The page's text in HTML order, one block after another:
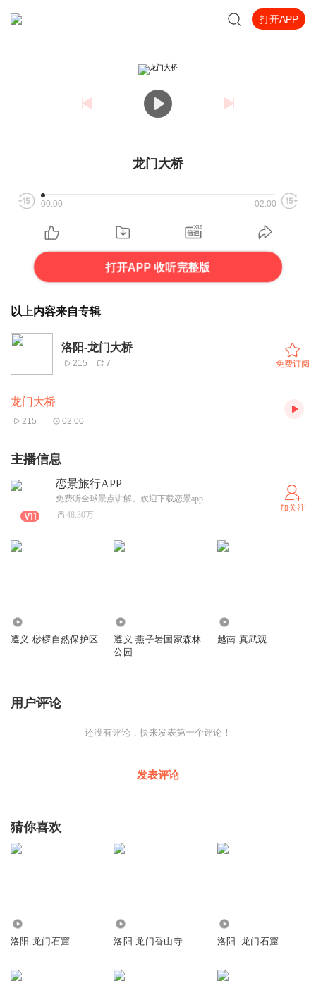
打开APP
龙门大桥
00:00 02:00
打开APP 收听完整版
以上内容来自专辑
洛阳-龙门大桥
215 7 免费订阅
龙门大桥
215 02:00
主播信息
恋景旅行APP
免费听全球景点讲解。欢迎下载恋景app
48.30万
加关注
遵义-桫椤自然保护区
遵义-燕子岩国家森林
公园
越南-真武观
用户评论
还没有评论，快来发表第一个评论！
发表评论
猜你喜欢
洛阳-龙门石窟 洛阳-龙门香山寺 洛阳- 龙门石窟